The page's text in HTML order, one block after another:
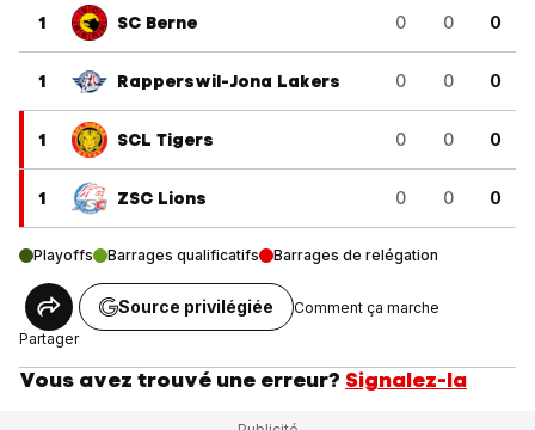
1 SC Berne 0 0 0
1 Rapperswil-Jona Lakers 0 0 0
1 SCL Tigers 0 0 0
1 ZSC Lions 0 0 0
Playoffs Barrages qualificatifs Barrages de relégation
Partager
Source privilégiée Comment ça marche
Vous avez trouvé une erreur? Signalez-la